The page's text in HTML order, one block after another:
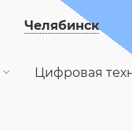
Челябинск
Цифровая